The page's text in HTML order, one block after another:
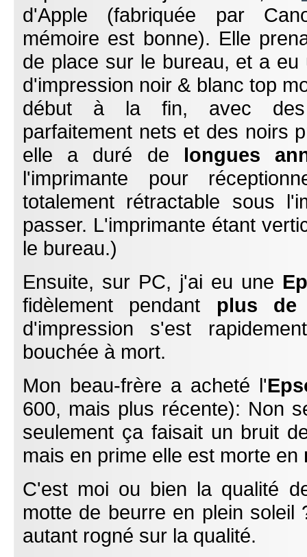
d'Apple (fabriquée par
mémoire est bonne). Elle
de place sur le bureau, et a eu
d'impression noir & blanc top
début à la fin, avec des
parfaitement nets et des noirs
elle a duré de longues
l'imprimante pour
totalement rétractable sous
passer. L'imprimante étant
le bureau.)
Ensuite, sur PC, j'ai eu une
fidèlement pendant plus
d'impression s'est
bouchée à mort.
Mon beau-frère a acheté l'
600, mais plus récente): Non
seulement ça faisait un bruit
mais en prime elle est morte en
C'est moi ou bien la qualité
motte de beurre en plein
autant rogné sur la qualité.